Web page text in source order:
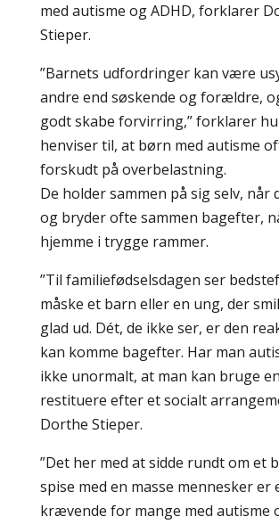
med autisme og ADHD, forklarer
Stieper.
”Barnets udfordringer kan være
andre end søskende og forældre,
godt skabe forvirring,” forklarer
henviser til, at børn med autisme
forskudt på overbelastning.
De holder sammen på sig selv, når
og bryder ofte sammen bagefter,
hjemme i trygge rammer.
”Til familiefødselsdagen ser
måske et barn eller en ung, der
glad ud. Dét, de ikke ser, er den
kan komme bagefter. Har man
ikke unormalt, at man kan bruge
restituere efter et socialt
Dorthe Stieper.
”Det her med at sidde rundt om et
spise med en masse mennesker er
krævende for mange med autisme